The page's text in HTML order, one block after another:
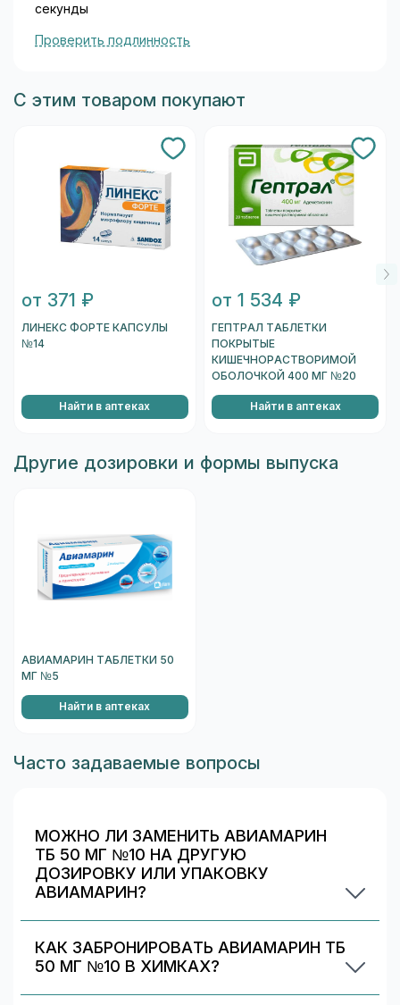
секунды
Проверить подлинность
С этим товаром покупают
от 371 ₽
ЛИНЕКС ФОРТЕ КАПСУЛЫ
№14
Найти в аптеках
от 1 534 ₽
ГЕПТРАЛ ТАБЛЕТКИ
ПОКРЫТЫЕ
КИШЕЧНОРАСТВОРИМОЙ
ОБОЛОЧКОЙ 400 МГ №20
Найти в аптеках
Другие дозировки и формы выпуска
АВИАМАРИН ТАБЛЕТКИ 50
МГ №5
Найти в аптеках
Часто задаваемые вопросы
МОЖНО ЛИ ЗАМЕНИТЬ АВИАМАРИН
ТБ 50 МГ №10 НА ДРУГУЮ
ДОЗИРОВКУ ИЛИ УПАКОВКУ
АВИАМАРИН?
альтернативных дозировок/упаковок —
сравните наличие и цену. Подбор дозировки
должен выполняться врачом.
КАК ЗАБРОНИРОВАТЬ АВИАМАРИН ТБ
50 МГ №10 В ХИМКАХ?